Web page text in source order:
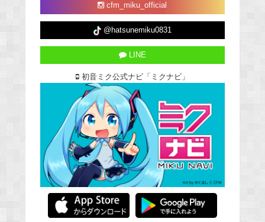
cfm_miku_official
@hatsunemiku0831
LINE
初音ミク公式ナビ「ミクナビ」